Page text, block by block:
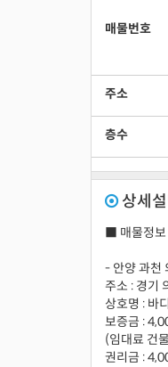
매물번호
주소
층수
상세
■ 매물정보
- 안양 과천
주소 : 경기
상호명 : 바
보증금 :
(임대료 건
권리금 :